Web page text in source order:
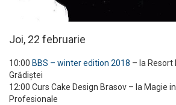
Joi, 22 februarie
10:00 BBS – winter edition 2018 – la Resort
Grădiștei
12:00 Curs Cake Design Brasov – la Magie
Profesionale